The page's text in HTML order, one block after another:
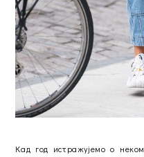
Кад год истражујемо о